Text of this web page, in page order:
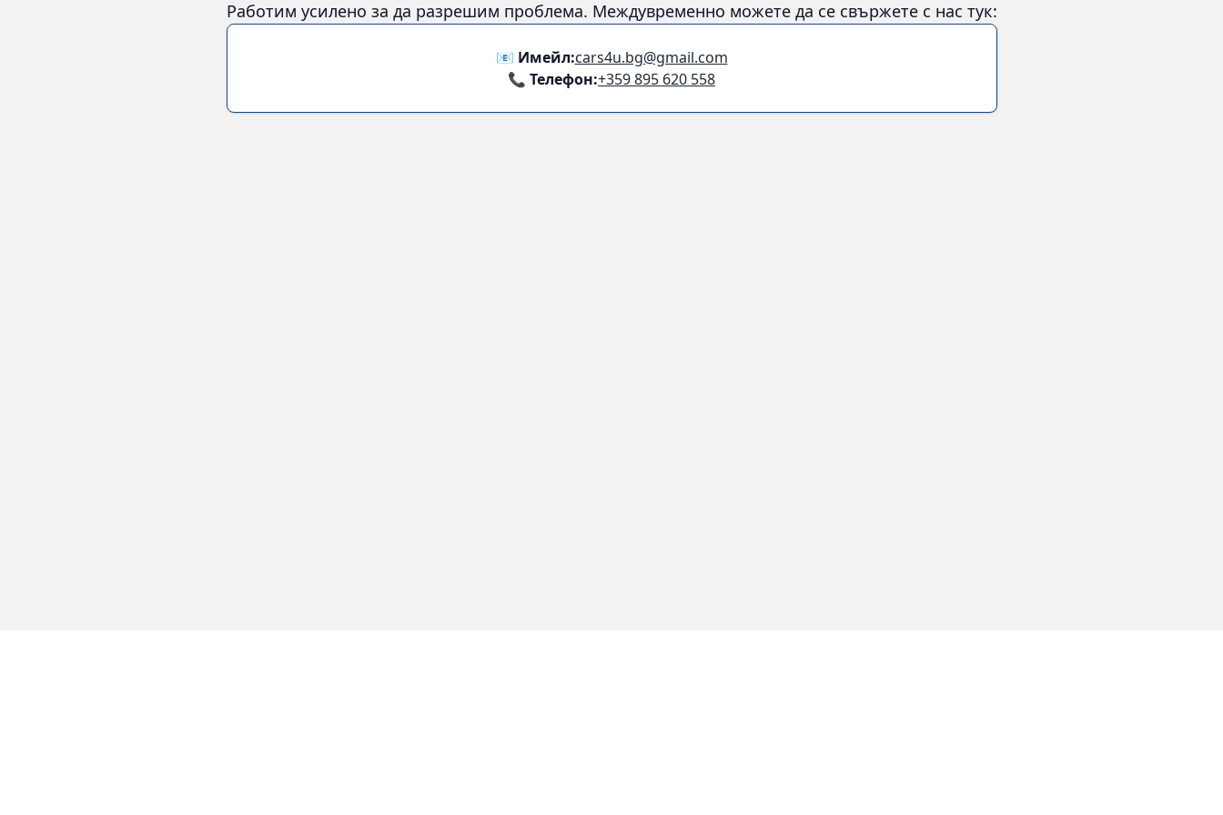
Работим усилено за да разрешим проблема. Междувременно можете да се свържете с нас тук:
📧 Имейл:cars4u.bg@gmail.com
📞 Телефон:+359 895 620 558